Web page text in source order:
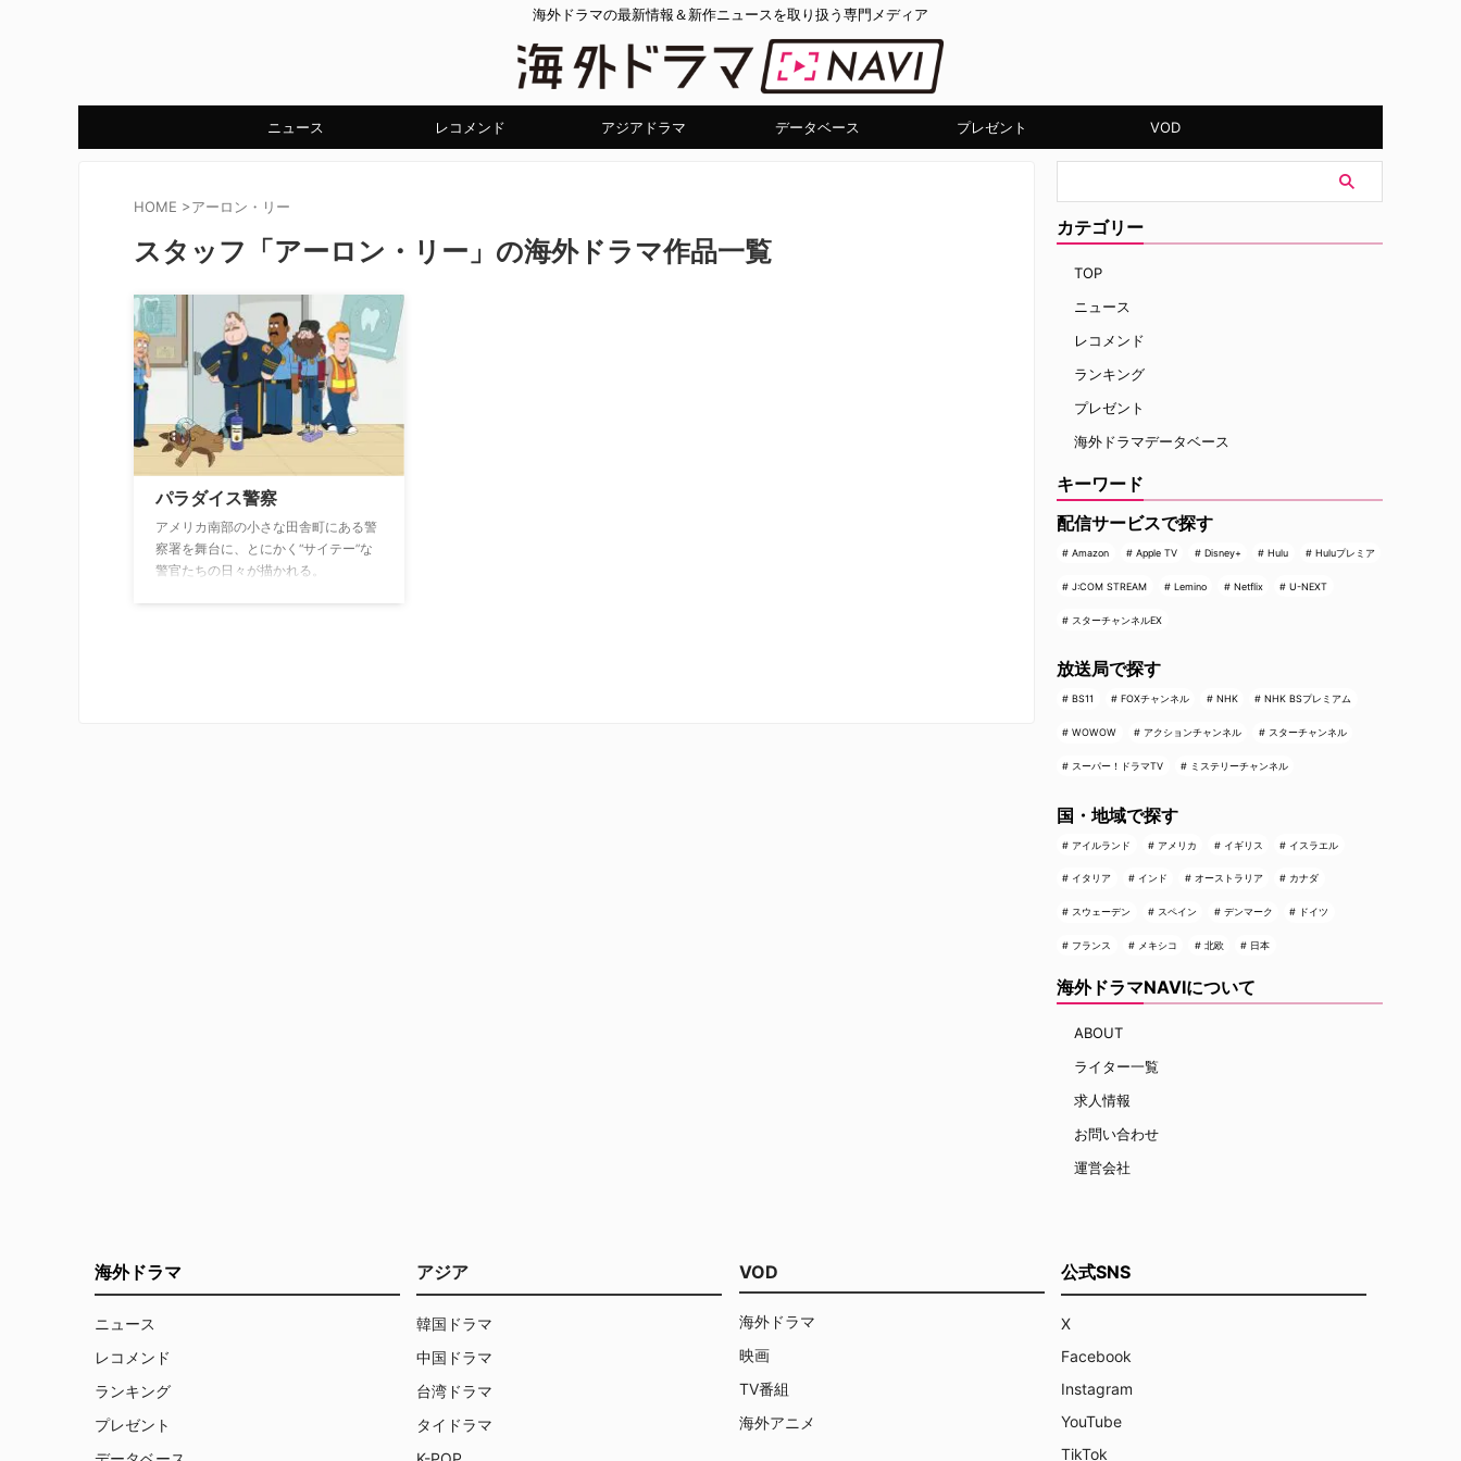
海外ドラマの最新情報＆新作ニュースを取り扱う専門メディア
ニュース レコメンド アジアドラマ データベース プレゼント VOD
HOME >アーロン・リー
スタッフ「アーロン・リー」の海外ドラマ作品一覧
パラダイス警察
アメリカ南部の小さな田舎町にある警
察署を舞台に、とにかく“サイテー”な
警官たちの日々が描かれる。
カテゴリー
TOP
ニュース
レコメンド
ランキング
プレゼント
海外ドラマデータベース
キーワード
配信サービスで探す
Amazon Apple TV Disney+ Hulu Huluプレミア
J:COM STREAM Lemino Netflix U-NEXT
スターチャンネルEX
放送局で探す
BS11 FOXチャンネル NHK NHK BSプレミアム
WOWOW アクションチャンネル スターチャンネル
スーパー！ドラマTV ミステリーチャンネル
国・地域で探す
アイルランド アメリカ イギリス イスラエル
イタリア インド オーストラリア カナダ
スウェーデン スペイン デンマーク ドイツ
フランス メキシコ 北欧 日本
海外ドラマNAVIについて
ABOUT
ライター一覧
求人情報
お問い合わせ
運営会社
海外ドラマ
ニュース
レコメンド
ランキング
プレゼント
アジア
韓国ドラマ
中国ドラマ
台湾ドラマ
タイドラマ
VOD
海外ドラマ
映画
TV番組
海外アニメ
公式SNS
X
Facebook
Instagram
YouTube
TikTok